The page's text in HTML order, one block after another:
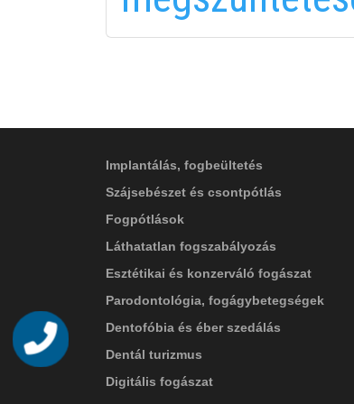
Implantálás, fogbeültetés
Szájsebészet és csontpótlás
Fogpótlások
Láthatatlan fogszabályozás
Esztétikai és konzerváló fogászat
Parodontológia, fogágybetegségek
Dentofóbia és éber szedálás
Dentál turizmus
Digitális fogászat
Telefon